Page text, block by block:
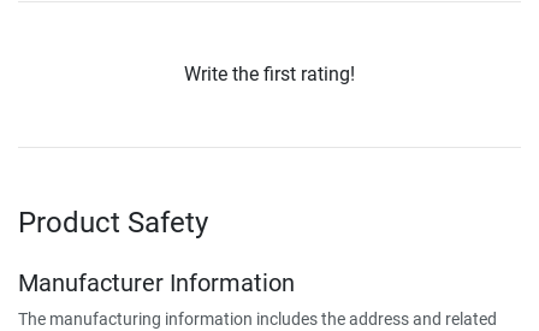
Write the first rating!
Product Safety
Manufacturer Information
The manufacturing information includes the address and related